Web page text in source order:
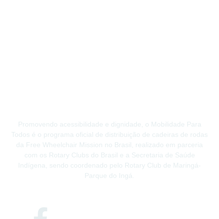
Promovendo acessibilidade e dignidade, o Mobilidade Para
Todos é o programa oficial de distribuição de cadeiras de rodas
da Free Wheelchair Mission no Brasil, realizado em parceria
com os Rotary Clubs do Brasil e a Secretaria de Saúde
Indígena, sendo coordenado pelo Rotary Club de Maringá-
Parque do Ingá.